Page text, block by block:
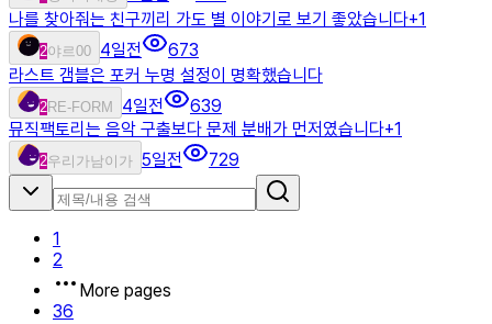
나를 찾아줘는 친구끼리 가도 별 이야기로 보기 좋았습니다+1
2야르00 4일전
673
라스트 갬블은 포커 누명 설정이 명확했습니다
2RE-FORM 4일전
639
뮤직팩토리는 음악 구출보다 문제 분배가 먼저였습니다+1
2우리가남이가 5일전 729
1
2
More pages
36